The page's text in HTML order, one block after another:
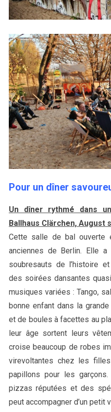
Pour un dîner
Un dîner rythmé dans
Ballhaus Clärchen, August
Cette salle de bal ouverte
anciennes de Berlin. Elle
soubresauts de l’histoire
des soirées dansantes
musiques variées : Tango,
bonne enfant dans la
et de boules à facettes au
leur âge sortent leurs
croise beaucoup de robes
virevoltantes chez les
papillons pour les
pizzas réputées et des
peut accompagner d’un petit